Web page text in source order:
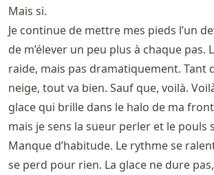
Mais si.
Je continue de mettre mes pieds l’un
de m’élever un peu plus à chaque pas.
raide, mais pas dramatiquement. Tant
neige, tout va bien. Sauf que, voilà.
glace qui brille dans le halo de ma
mais je sens la sueur perler et le pouls
Manque d’habitude. Le rythme se
se perd pour rien. La glace ne dure